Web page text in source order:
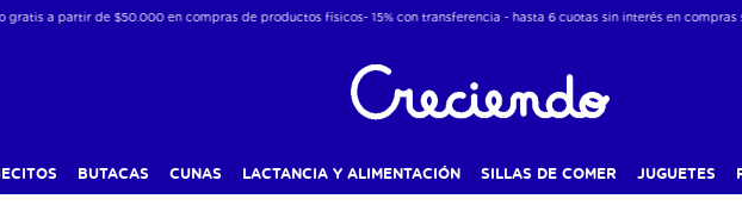
de $50.000 en compras de productos físicos- 15% con transferencia - hasta 6 cuotas sin interés en compras
BUTACAS CUNAS LACTANCIA Y ALIMENTACIÓN SILLAS DE COMER JUGUETES